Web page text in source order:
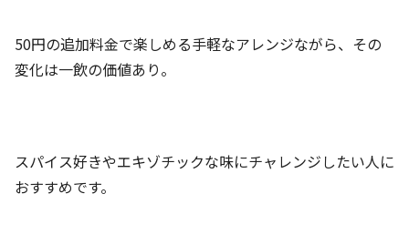
50円の追加料金で楽しめる手軽なアレンジながら、その
変化は一飲の価値あり。
スパイス好きやエキゾチックな味にチャレンジしたい人に
おすすめです。